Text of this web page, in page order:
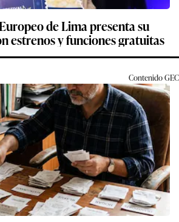
de Lima presenta su
estrenos y funciones gratuitas
ContenidoGEC